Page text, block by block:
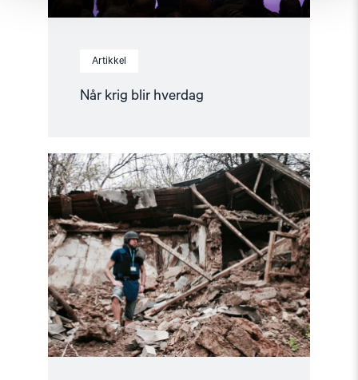
Artikkel
Når krig blir hverdag
Read
article
"Dokumentasjonsarbeidet"